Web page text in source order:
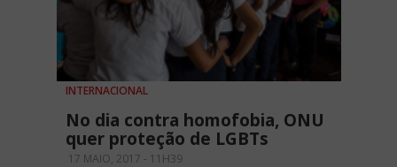
INTERNACIONAL
No dia contra homofobia, ONU
quer proteção de LGBTs
17 MAIO, 2017 - 11H39